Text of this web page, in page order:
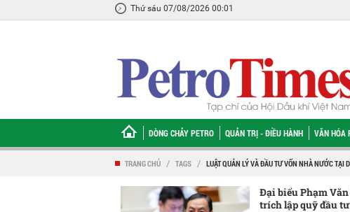
Thứ sáu 07/08/2026 00:01
DÒNG CHẢY PETRO QUẢN TRỊ - ĐIỀU HÀNH VĂN HÓA
TRANG CHỦ / TAGS / LUẬT QUẢN LÝ VÀ ĐẦU TƯ VỐN NHÀ NƯỚC TẠI
Đại biểu Phạm
trích lập quỹ đầu